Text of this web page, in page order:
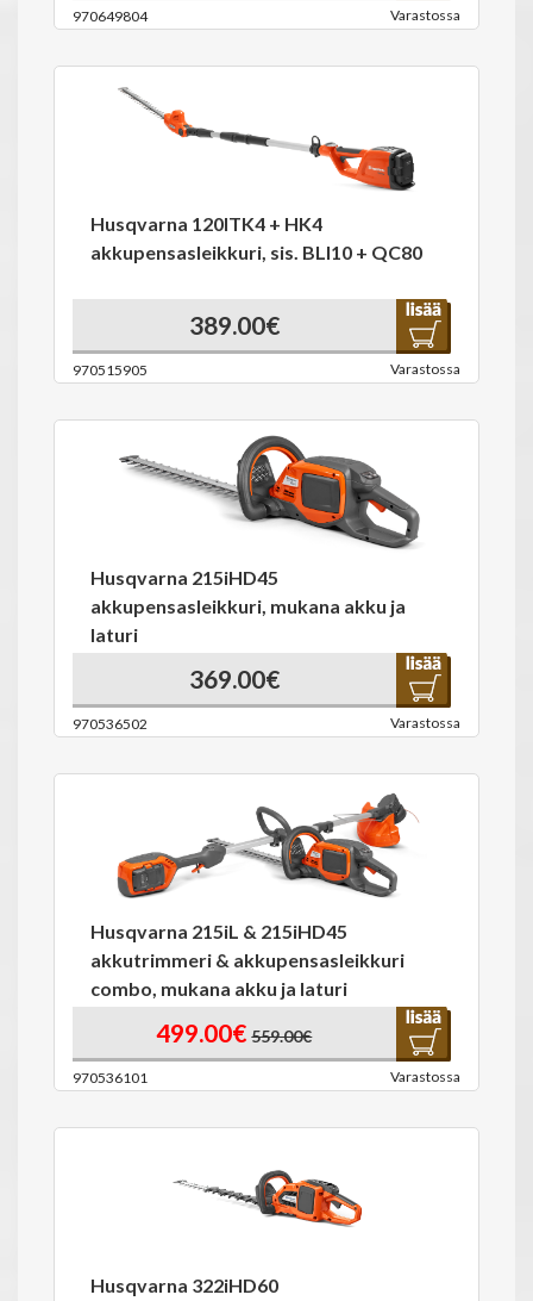
970649804 Varastossa
Husqvarna 120ITK4 + HK4
akkupensasleikkuri, sis. BLI10 + QC80
389.00€
970515905 Varastossa
Husqvarna 215iHD45
akkupensasleikkuri, mukana akku ja
laturi
369.00€
970536502 Varastossa
Husqvarna 215iL & 215iHD45
akkutrimmeri & akkupensasleikkuri
combo, mukana akku ja laturi
499.00€ 559.00€
970536101 Varastossa
Husqvarna 322iHD60